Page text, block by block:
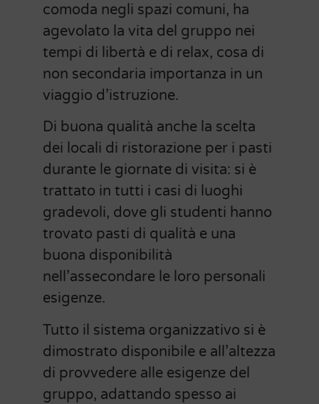
comoda negli spazi comuni, ha
agevolato la vita del gruppo nei
tempi di libertà e di relax, cosa di
non secondaria importanza in un
viaggio d’istruzione.
Di buona qualità anche la scelta
dei locali di ristorazione per i pasti
durante le giornate di visita: si è
trattato in tutti i casi di luoghi
gradevoli, dove gli studenti hanno
trovato pasti di qualità e una
buona disponibilità
nell’assecondare le loro personali
esigenze.
Tutto il sistema organizzativo si è
dimostrato disponibile e all’altezza
di provvedere alle esigenze del
gruppo, adattando spesso ai